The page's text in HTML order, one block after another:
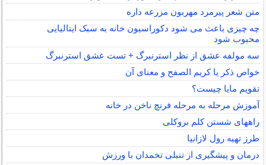
متن شعر پیرمرد مهربون مزرعه داره
چه چیزی باعث می شود دکوراسیون خانه به سبک ایتالیایی
محبوب شود
سه مولفه عشق از نظر استرنبرگ + تست عشق استرنبرگ
خواص ذکر یا کریم الصفح و معنای آن
تقویم مایا چیست؟
آموزش مرحله به مرحله فرنچ ناخن در خانه
راههای شستن کلم بروکلی
طرز تهیه رول لازانیا
درمان و پیشگیری از تنبلی تخمدان با ورزش